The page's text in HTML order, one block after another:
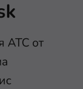
АТС от